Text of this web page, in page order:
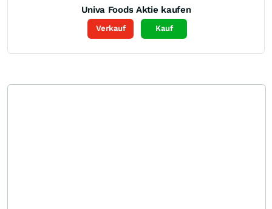
Univa Foods Aktie kaufen
Verkauf Kauf